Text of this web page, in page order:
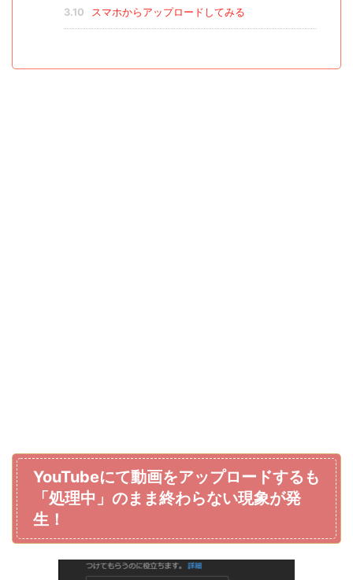
3.10 スマホからアップロードしてみる
YouTubeにて動画をアップロードするも
「処理中」のまま終わらない現象が発
生！